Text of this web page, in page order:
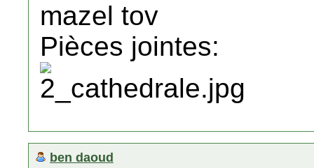
mazel tov
Pièces jointes:
ben daoud